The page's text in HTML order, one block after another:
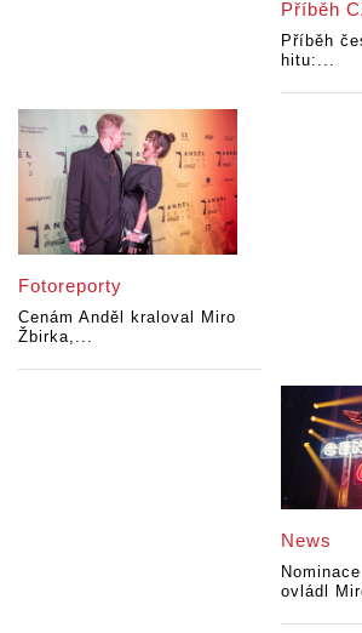
Příběh
Příběh
hitu:...
Fotoreporty
Cenám Anděl kraloval Miro
Žbirka,...
News
ovládl